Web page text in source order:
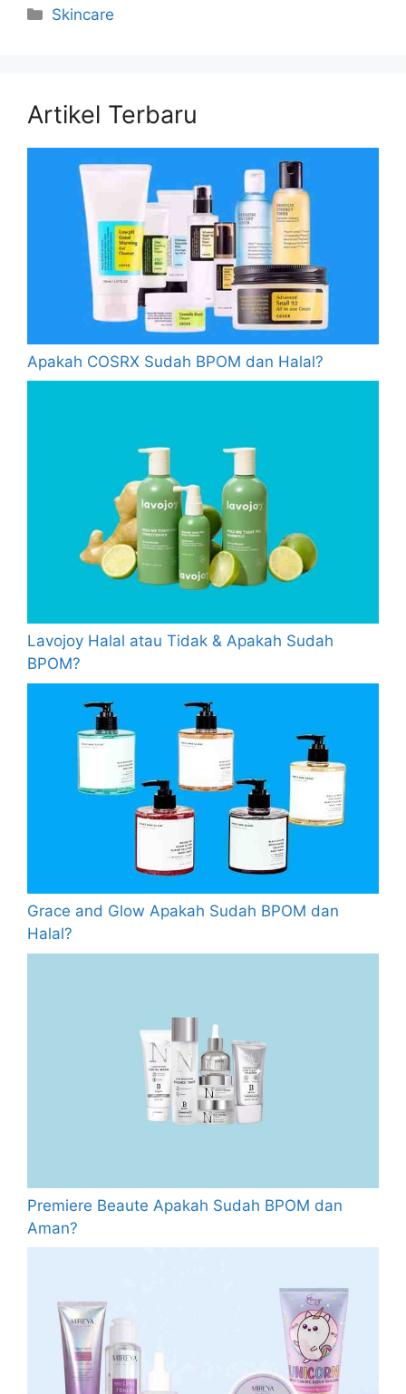
Kategori
Skincare
Artikel Terbaru
Apakah COSRX Sudah BPOM dan Halal?
Lavojoy Halal atau Tidak & Apakah Sudah
BPOM?
Grace and Glow Apakah Sudah BPOM dan
Halal?
Premiere Beaute Apakah Sudah BPOM dan
Aman?